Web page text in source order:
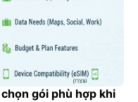
gói phù hợp khi